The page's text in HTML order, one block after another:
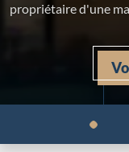
propriétaire d'une